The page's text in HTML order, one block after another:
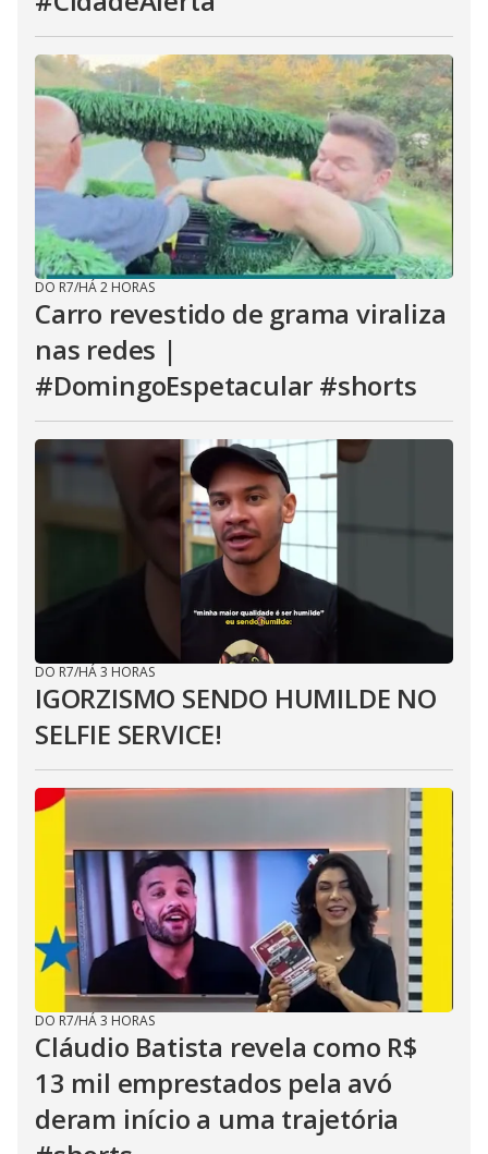
DO R7/HÁ 2 HORAS
Carro revestido de grama viraliza
nas redes |
#DomingoEspetacular #shorts
DO R7/HÁ 3 HORAS
IGORZISMO SENDO HUMILDE NO
SELFIE SERVICE!
DO R7/HÁ 3 HORAS
Cláudio Batista revela como R$
13 mil emprestados pela avó
deram início a uma trajetória